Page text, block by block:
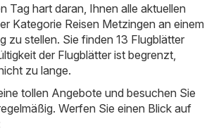
Tag hart daran, Ihnen alle aktuellen
Kategorie Reisen Metzingen an einem
zu stellen. Sie finden 13 Flugblätter
der Flugblätter ist begrenzt,
zu lange.
tollen Angebote und besuchen Sie
Werfen Sie einen Blick auf